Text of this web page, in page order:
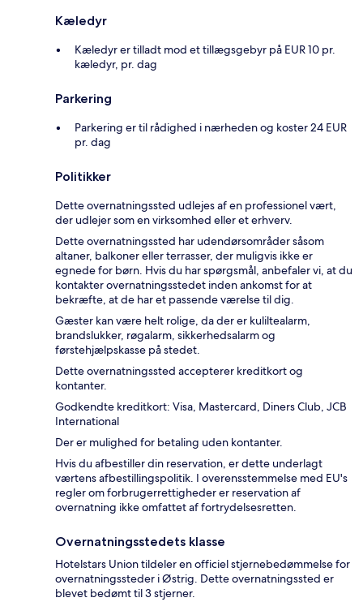
Kæledyr
Kæledyr er tilladt mod et tillægsgebyr på EUR 10 pr.
kæledyr, pr. dag
Parkering
Parkering er til rådighed i nærheden og koster 24 EUR
pr. dag
Politikker
Dette overnatningssted udlejes af en professionel vært,
der udlejer som en virksomhed eller et erhverv.
Dette overnatningssted har udendørsområder såsom
altaner, balkoner eller terrasser, der muligvis ikke er
egnede for børn. Hvis du har spørgsmål, anbefaler vi, at du
kontakter overnatningsstedet inden ankomst for at
bekræfte, at de har et passende værelse til dig.
Gæster kan være helt rolige, da der er kuliltealarm,
brandslukker, røgalarm, sikkerhedsalarm og
førstehjælpskasse på stedet.
Dette overnatningssted accepterer kreditkort og
kontanter.
Godkendte kreditkort: Visa, Mastercard, Diners Club, JCB
International
Der er mulighed for betaling uden kontanter.
Hvis du afbestiller din reservation, er dette underlagt
værtens afbestillingspolitik. I overensstemmelse med EU's
regler om forbrugerrettigheder er reservation af
overnatning ikke omfattet af fortrydelsesretten.
Overnatningsstedets klasse
Hotelstars Union tildeler en officiel stjernebedømmelse for
overnatningssteder i Østrig. Dette overnatningssted er
blevet bedømt til 3 stjerner.